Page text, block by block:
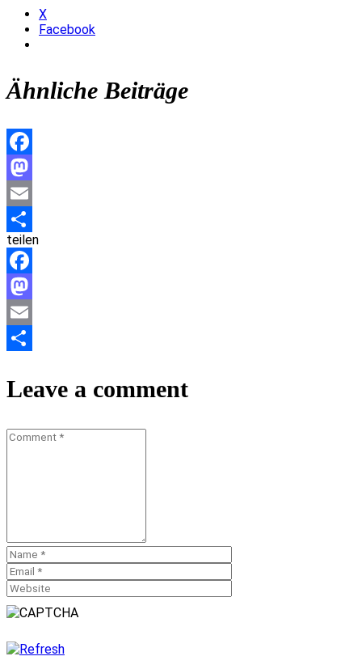
X
Facebook
Ähnliche Beiträge
Facebook
Mastodon
Email
Teilen
teilen
Facebook
Mastodon
Email
Leave a comment